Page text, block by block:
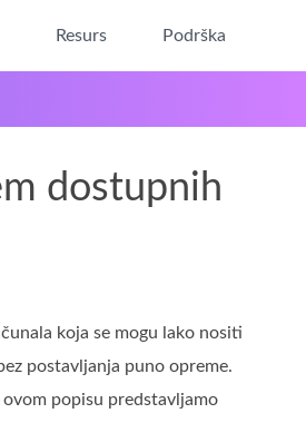
Resurs Podrška
dostupnih
koja se mogu lako nositi
postavljanja puno opreme.
popisu predstavljamo